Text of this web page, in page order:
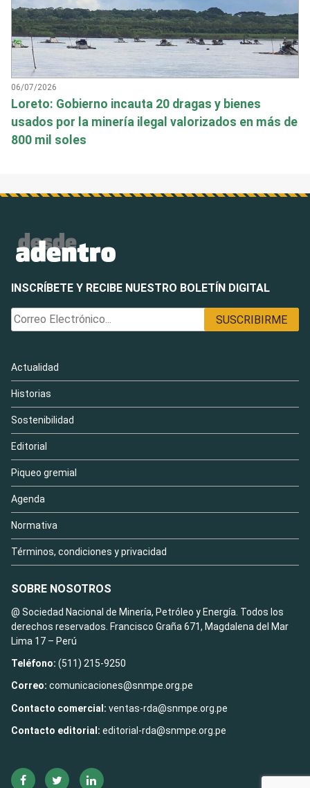
06/07/2026
Loreto: Gobierno incauta 20 dragas y bienes
usados por la minería ilegal valorizados en más de
800 mil soles
INSCRÍBETE Y RECIBE NUESTRO BOLETÍN DIGITAL
Actualidad
Historias
Sostenibilidad
Editorial
Piqueo gremial
Agenda
Normativa
Términos, condiciones y privacidad
SOBRE NOSOTROS
@ Sociedad Nacional de Minería, Petróleo y Energía. Todos los
derechos reservados. Francisco Graña 671, Magdalena del Mar
Lima 17 – Perú
Teléfono: (511) 215-9250
Correo: comunicaciones@snmpe.org.pe
Contacto comercial: ventas-rda@snmpe.org.pe
Contacto editorial: editorial-rda@snmpe.org.pe